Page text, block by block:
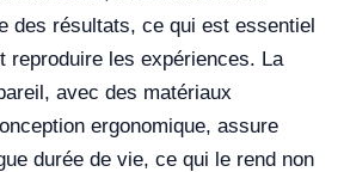
des résultats, ce qui est essentiel
reproduire les expériences. La
avec des matériaux
ergonomique, assure
durée de vie, ce qui le rend non